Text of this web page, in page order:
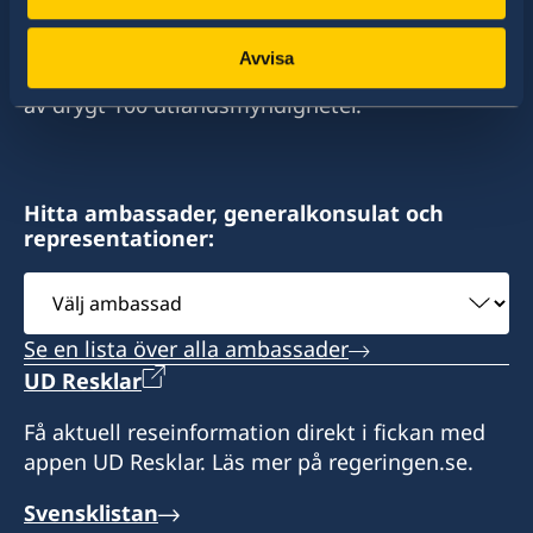
Avvisa
stort sett alla stater i världen. I ungefär hälften
av dessa stater har Sverige ambassader och
konsulat. Sveriges utrikesrepresentation består
av drygt 100 utlandsmyndigheter.
Hitta ambassader, generalkonsulat och
representationer:
Välj
ambassad
Se en lista över alla ambassader
UD Resklar
Få aktuell reseinformation direkt i fickan med
appen UD Resklar. Läs mer på regeringen.se.
Svensklistan